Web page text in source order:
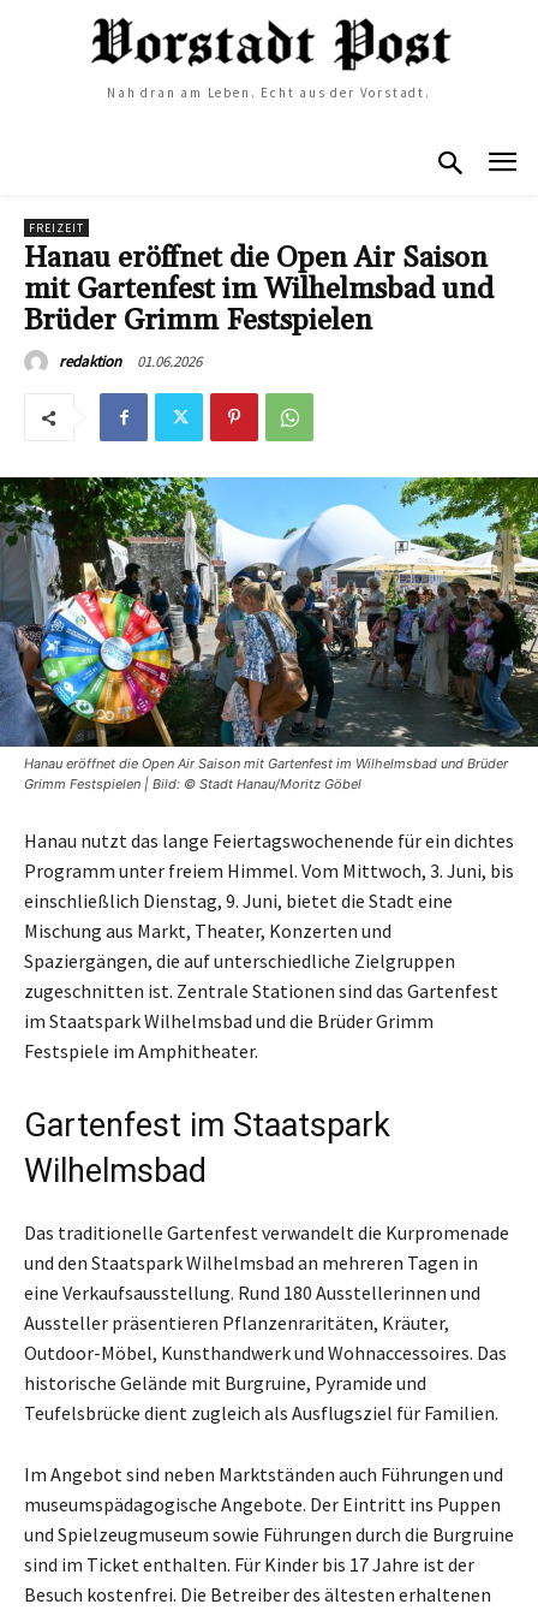
Nah dran am Leben. Echt aus der Vorstadt.
FREIZEIT
Hanau eröffnet die Open Air Saison
mit Gartenfest im Wilhelmsbad und
Brüder Grimm Festspielen
redaktion 01.06.2026
Hanau eröffnet die Open Air Saison mit Gartenfest im Wilhelmsbad und Brüder
Grimm Festspielen | Bild: © Stadt Hanau/Moritz Göbel
Hanau nutzt das lange Feiertagswochenende für ein dichtes
Programm unter freiem Himmel. Vom Mittwoch, 3. Juni, bis
einschließlich Dienstag, 9. Juni, bietet die Stadt eine
Mischung aus Markt, Theater, Konzerten und
Spaziergängen, die auf unterschiedliche Zielgruppen
zugeschnitten ist. Zentrale Stationen sind das Gartenfest
im Staatspark Wilhelmsbad und die Brüder Grimm
Festspiele im Amphitheater.
Gartenfest im Staatspark
Wilhelmsbad
Das traditionelle Gartenfest verwandelt die Kurpromenade
und den Staatspark Wilhelmsbad an mehreren Tagen in
eine Verkaufsausstellung. Rund 180 Ausstellerinnen und
Aussteller präsentieren Pflanzenraritäten, Kräuter,
Outdoor-Möbel, Kunsthandwerk und Wohnaccessoires. Das
historische Gelände mit Burgruine, Pyramide und
Teufelsbrücke dient zugleich als Ausflugsziel für Familien.
Im Angebot sind neben Marktständen auch Führungen und
museumspädagogische Angebote. Der Eintritt ins Puppen
und Spielzeugmuseum sowie Führungen durch die Burgruine
sind im Ticket enthalten. Für Kinder bis 17 Jahre ist der
Besuch kostenfrei. Die Betreiber des ältesten erhaltenen